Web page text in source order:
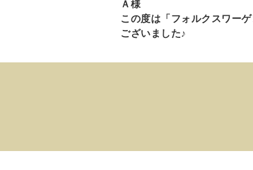
Ａ様
この度は「フォルクスワー
ございました♪